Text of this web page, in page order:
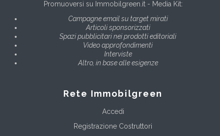
Promuoversi su Immobilgreen.it - Media Kit:
Campagne email su target mirati
Articoli sponsorizzati
Spazi pubblicitari nei prodotti editoriali
Video approfondimenti
Interviste
Altro, in base alle esigenze
Rete Immobilgreen
Accedi
Registrazione Costruttori